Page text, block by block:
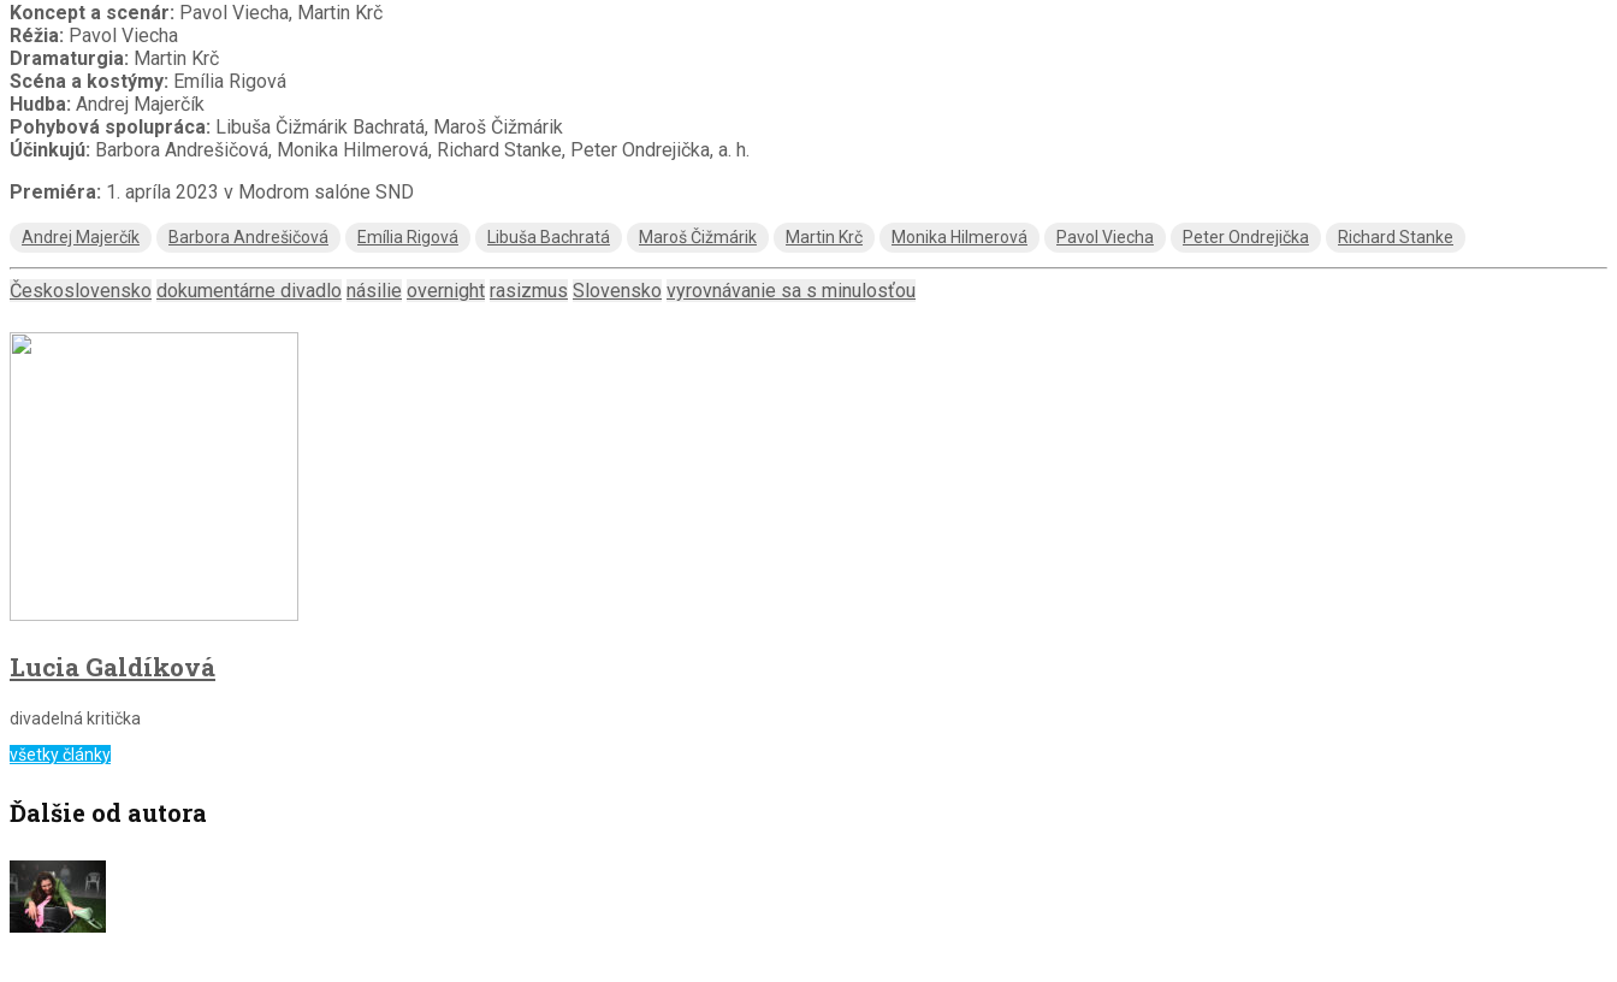
Koncept a scenár: Pavol Viecha, Martin Krč
Réžia: Pavol Viecha
Dramaturgia: Martin Krč
Scéna a kostýmy: Emília Rigová
Hudba: Andrej Majerčík
Pohybová spolupráca: Libuša Čižmárik Bachratá, Maroš Čižmárik
Účinkujú: Barbora Andrešičová, Monika Hilmerová, Richard Stanke, Peter Ondrejička, a. h.
Premiéra: 1. apríla 2023 v Modrom salóne SND
Andrej Majerčík Barbora Andrešičová Emília Rigová Libuša Bachratá Maroš Čižmárik Martin Krč Monika Hilmerová Pavol Viecha Peter Ondrejička Richard Stanke
Československo dokumentárne divadlo násilie overnight rasizmus Slovensko vyrovnávanie sa s minulosťou
Lucia Galdíková
divadelná kritička
všetky články
Ďalšie od autora